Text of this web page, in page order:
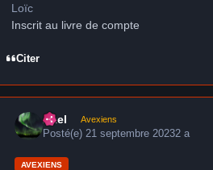
Loïc
Inscrit au livre de compte
Citer
Axel Avexiens
Posté(e)21 septembre 20232 a
AVEXIENS